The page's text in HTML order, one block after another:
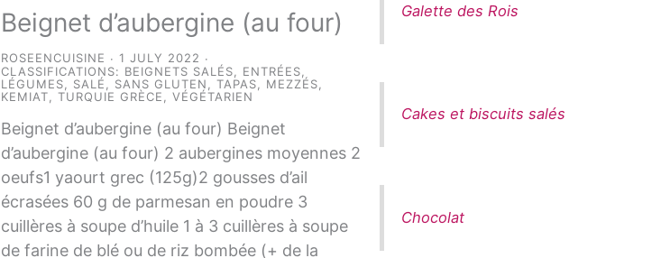
Beignet d’aubergine (au four)
ROSEENCUISINE
1 JULY 2022
CLASSIFICATIONS: BEIGNETS SALÉS ENTRÉES
LÉGUMES
SALÉ SANS GLUTEN ,TAPAS, MEZZÉS,
KEMIAT ,TURQUIE GRÈCE ,VÉGÉTARIEN
Beignet d’aubergine (au four) Beignet
d’aubergine (au four) 2 aubergines moyennes 2
oeufs1 yaourt grec (125g)2 gousses d’ail
écrasées 60 g de parmesan en poudre 3
cuillères à soupe d’huile 1 à 3 cuillères à soupe
de farine de blé ou de riz bombée (+ de la
Galette des Rois
Cakes et biscuits salés
Chocolat